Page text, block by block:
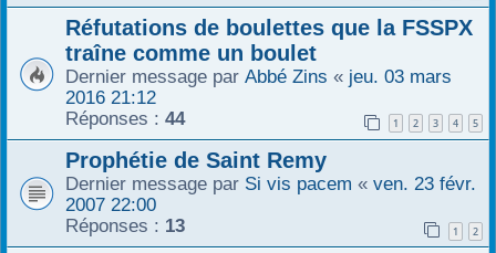
Réfutations de boulettes que la FSSPX
traîne comme un boulet
Dernier message par Abbé Zins « jeu. 03 mars
2016 21:12
Réponses : 44 1 2 3 4 5
Prophétie de Saint Remy
Dernier message par Si vis pacem « ven. 23 févr.
2007 22:00
Réponses : 13 1 2